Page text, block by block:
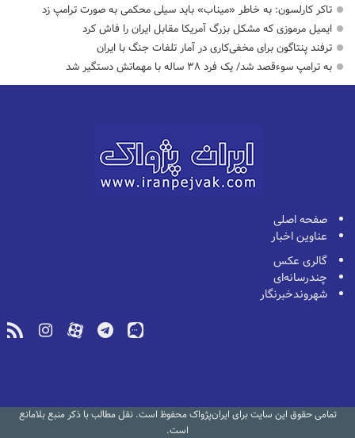
تاکر کارلسون: به خاطر «میناب» باید سیلی محکمی به صورت ترامپ زد
ایمیل مرموزی که مشکل بزرگ آمریکا مقابل ایران را فاش کرد
ترفند پنتاگون برای مخفی‌کاری در آمار تلفات جنگ با ایران
به ترامپ سوءقصد شد/ یک فرد ۳۸ ساله با مهماتش دستگیر شد
صفحه اصلی
عناوین اخبار
گالری عکس
چندرسانه‌ای
شهروندخبرنگار
تمامی حقوق این سایت برای ایران‌پژواک محفوظ است. نقل مطالب با ذکر منبع بلامانع
است.